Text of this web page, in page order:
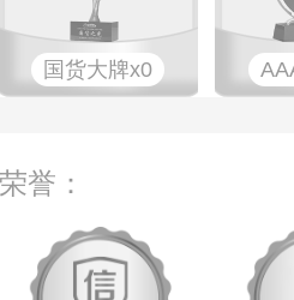
国货大牌x0
誉：